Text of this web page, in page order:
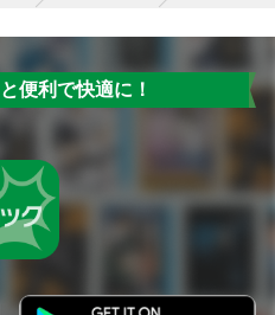
便利で快適に！